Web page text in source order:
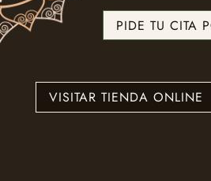
PIDE TU CITA
VISITAR TIENDA ONLINE